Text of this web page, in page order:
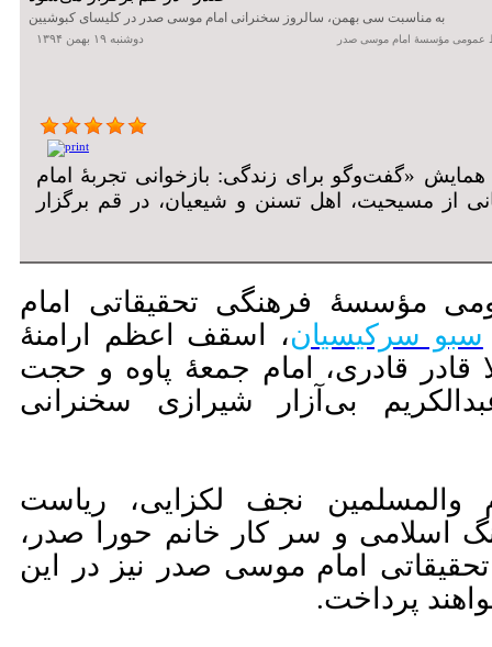
به مناسبت سی بهمن، سالروز سخنرانی امام موسی صدر در کلیسای کبوشیین
دوشنبه ۱۹ بهمن ۱۳۹۴ عمومی مؤسسۀ امام موسی صدر
چهارشنبه، ۲۸ بهمن ۱۳۹۴، همایش «گفت‌وگو برای زندگی: بازخوانی تجربۀ امام
از مسیحیت، اهل تسنن و شیعیان، در قم برگزار
مؤسسۀ فرهنگی تحقیقاتی امام
سبو سرکیسیان، اسقف اعظم ارامنۀ
قادر قادری، امام جمعۀ پاوه و حجت
بی‌آزار شیرازی سخنرانی
والمسلمین نجف لکزایی، ریاست
اسلامی و سر کار خانم حورا صدر،
امام موسی صدر نیز در این
پرداخت.